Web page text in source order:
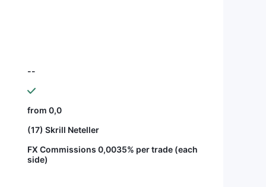
--
from 0,0
(17) Skrill Neteller
FX Commissions 0,0035% per trade (each
side)